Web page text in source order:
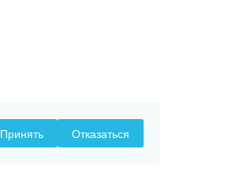
Принять Отказаться